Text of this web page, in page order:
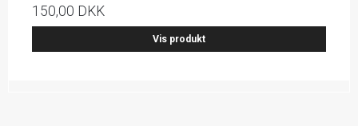
150,00 DKK
Vis produkt